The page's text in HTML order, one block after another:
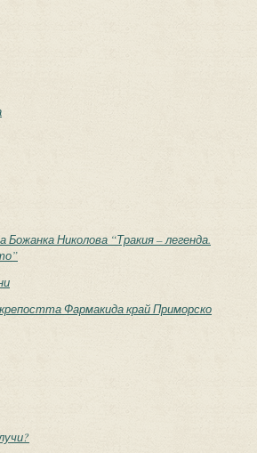
Николова “Тракия – легенда.
Фармакида край Приморско